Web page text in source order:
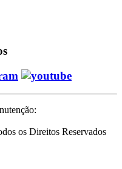
os Direitos Reservados